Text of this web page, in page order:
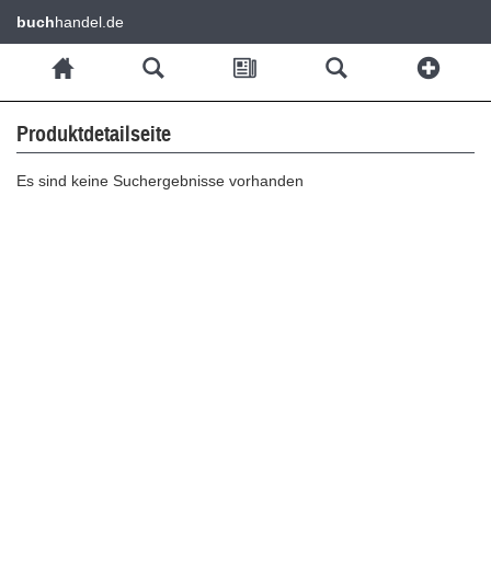
buchhandel.de
Produktdetailseite
Es sind keine Suchergebnisse vorhanden